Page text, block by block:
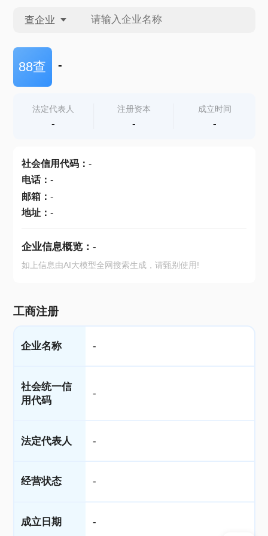
查企业
查企业
查产地
88查 -
法定代表人
-
注册资本
-
成立时间
-
社会信用代码： -
电话： -
邮箱： -
地址： -
企业信息概览： -
如上信息由AI大模型全网搜索生成，请甄别使用!
工商注册
企业名称 -
社会统一信
用代码
-
法定代表人 -
经营状态 -
成立日期 -